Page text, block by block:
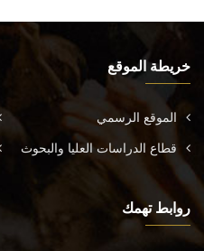
خريطة الموقع
الموقع الرسمي
قطاع الدراسات العليا والبحوث
روابط تهمك